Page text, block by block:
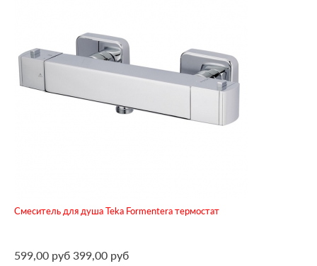
Смеситель для душа Teka Formentera термостат
599,00 руб 399,00 руб